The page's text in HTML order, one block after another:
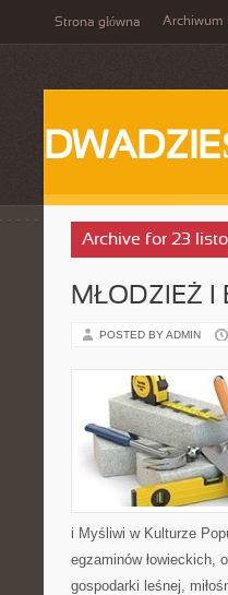
Strona główna Archiwum
Archive for 23
MŁODZIEŻ I
POSTED BY ADMIN
i Myśliwi w Kulturze
egzaminów łowieckich,
gospodarki leśnej,